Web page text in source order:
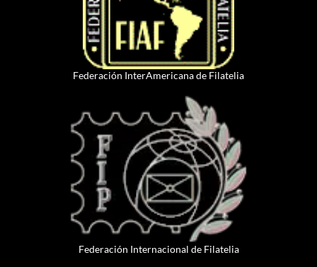
Federación InterAmericana de Filatelia
Federación Internacional de Filatelia